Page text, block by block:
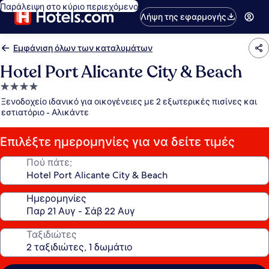
Παράλειψη στο κύριο περιεχόμενο
Λήψη της εφαρμογής
Εμφάνιση όλων των καταλυμάτων
Hotel Port Alicante City & Beach
Κατάλυμα
με
4.0
αστέρια
Ξενοδοχείο ιδανικό για οικογένειες με 2 εξωτερικές πισίνες και
εστιατόριο - Αλικάντε
Επιλέξτε ημερομηνίες για να δείτε τιμές
Πού πάτε;
Ημερομηνίες
Ταξιδιώτες